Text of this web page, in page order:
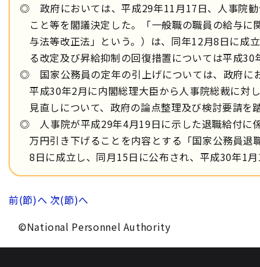
◎ 政府においては、平成29年11月17日、人事院勧
こと等を閣議決定した。「一般職の職員の給与
与法等改正法」という。）は、同年12月8日に成
る改定及び昇給抑制の回復措置については平成30
◎ 国家公務員の定年の引上げについては、政府に
平成30年2月に内閣総理大臣から人事院総裁に対
見直しについて、政府の論点整理及び検討要請を
◎ 人事院が平成29年4月19日に示した退職給付に
万円引き下げることを内容とする「国家公務員
8日に成立し、同月15日に公布され、平成30年1月
前(節)へ 次(節)へ
©National Personnel Authority